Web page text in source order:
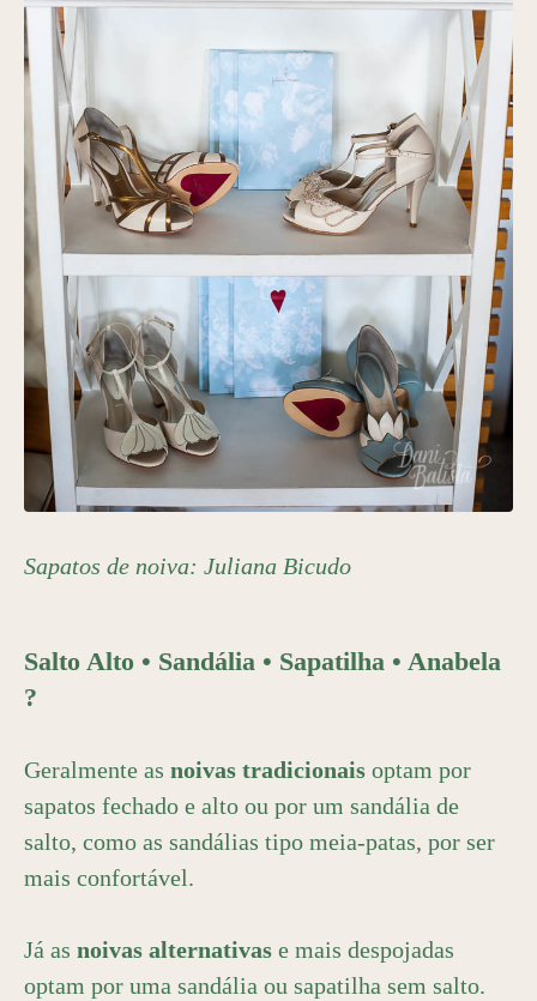
Sapatos de noiva: Juliana Bicudo
Salto Alto • Sandália • Sapatilha • Anabela
?
Geralmente as noivas tradicionais optam por
sapatos fechado e alto ou por um sandália de
salto, como as sandálias tipo meia-patas, por ser
mais confortável.
Já as noivas alternativas e mais despojadas
optam por uma sandália ou sapatilha sem salto.